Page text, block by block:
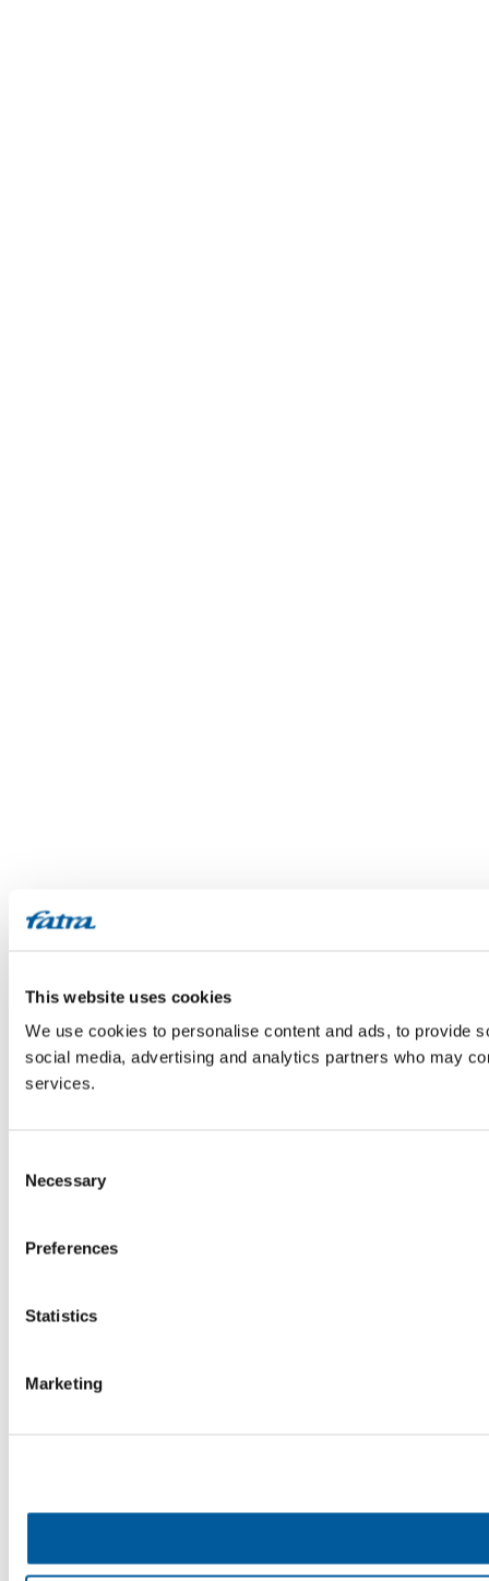
This website uses cookies
We use cookies to personalise content and ads, to provide
social media, advertising and analytics partners who may
services.
Selection
Necessary
Preferences
Statistics
Marketing